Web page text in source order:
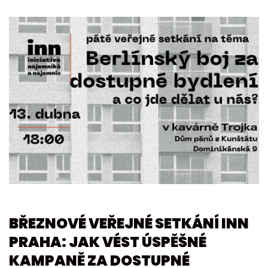
BŘEZNOVÉ VEŘEJNÉ SETKÁNÍ INN
PRAHA: JAK VÉST ÚSPĚŠNÉ
KAMPANĚ ZA DOSTUPNÉ